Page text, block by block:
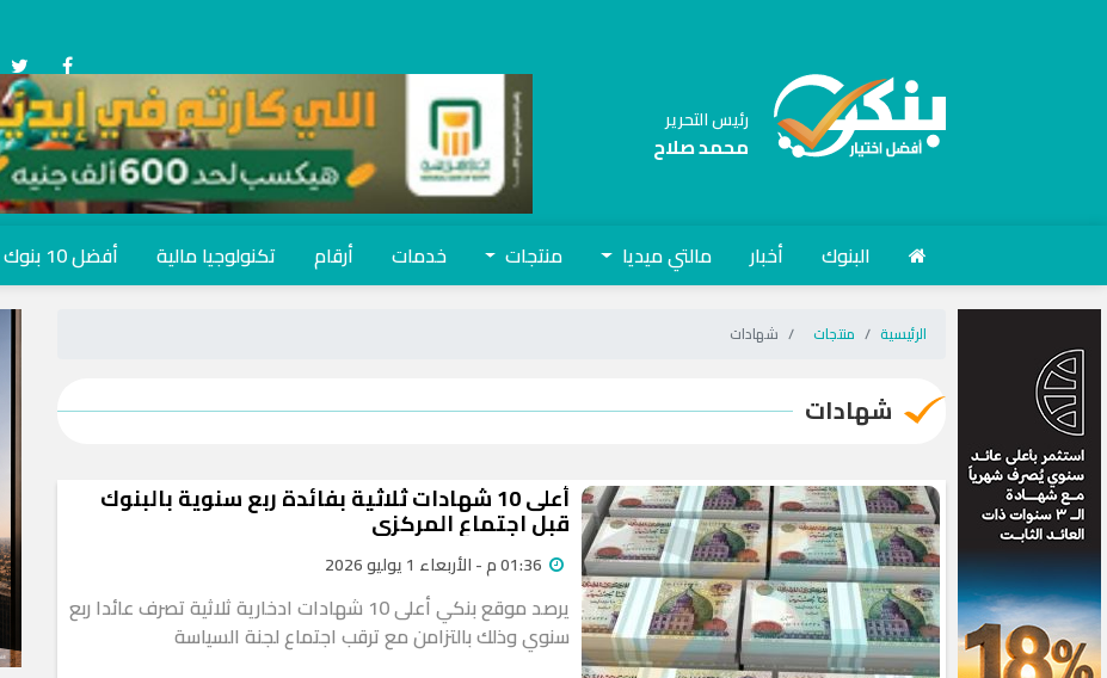
رئيس التحرير
محمد صلاح
البنوك أخبار مالتي ميديا منتجات خدمات أرقام تكنولوجيا مالية أفضل 10 بنوك
الرئيسية منتجات شهادات
شهادات
أعلى 10 شهادات ثلاثية بفائدة ربع سنوية بالبنوك
قبل اجتماع المركزي
يرصد موقع بنكي أعلى 10 شهادات ادخارية ثلاثية تصرف عائدا ربع
سنوي وذلك بالتزامن مع ترقب اجتماع لجنة السياسة